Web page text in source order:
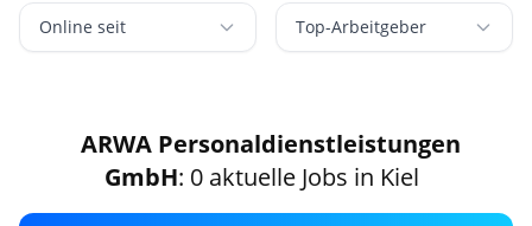
Online seit Top-Arbeitgeber
ARWA Personaldienstleistungen
GmbH: 0 aktuelle Jobs in Kiel